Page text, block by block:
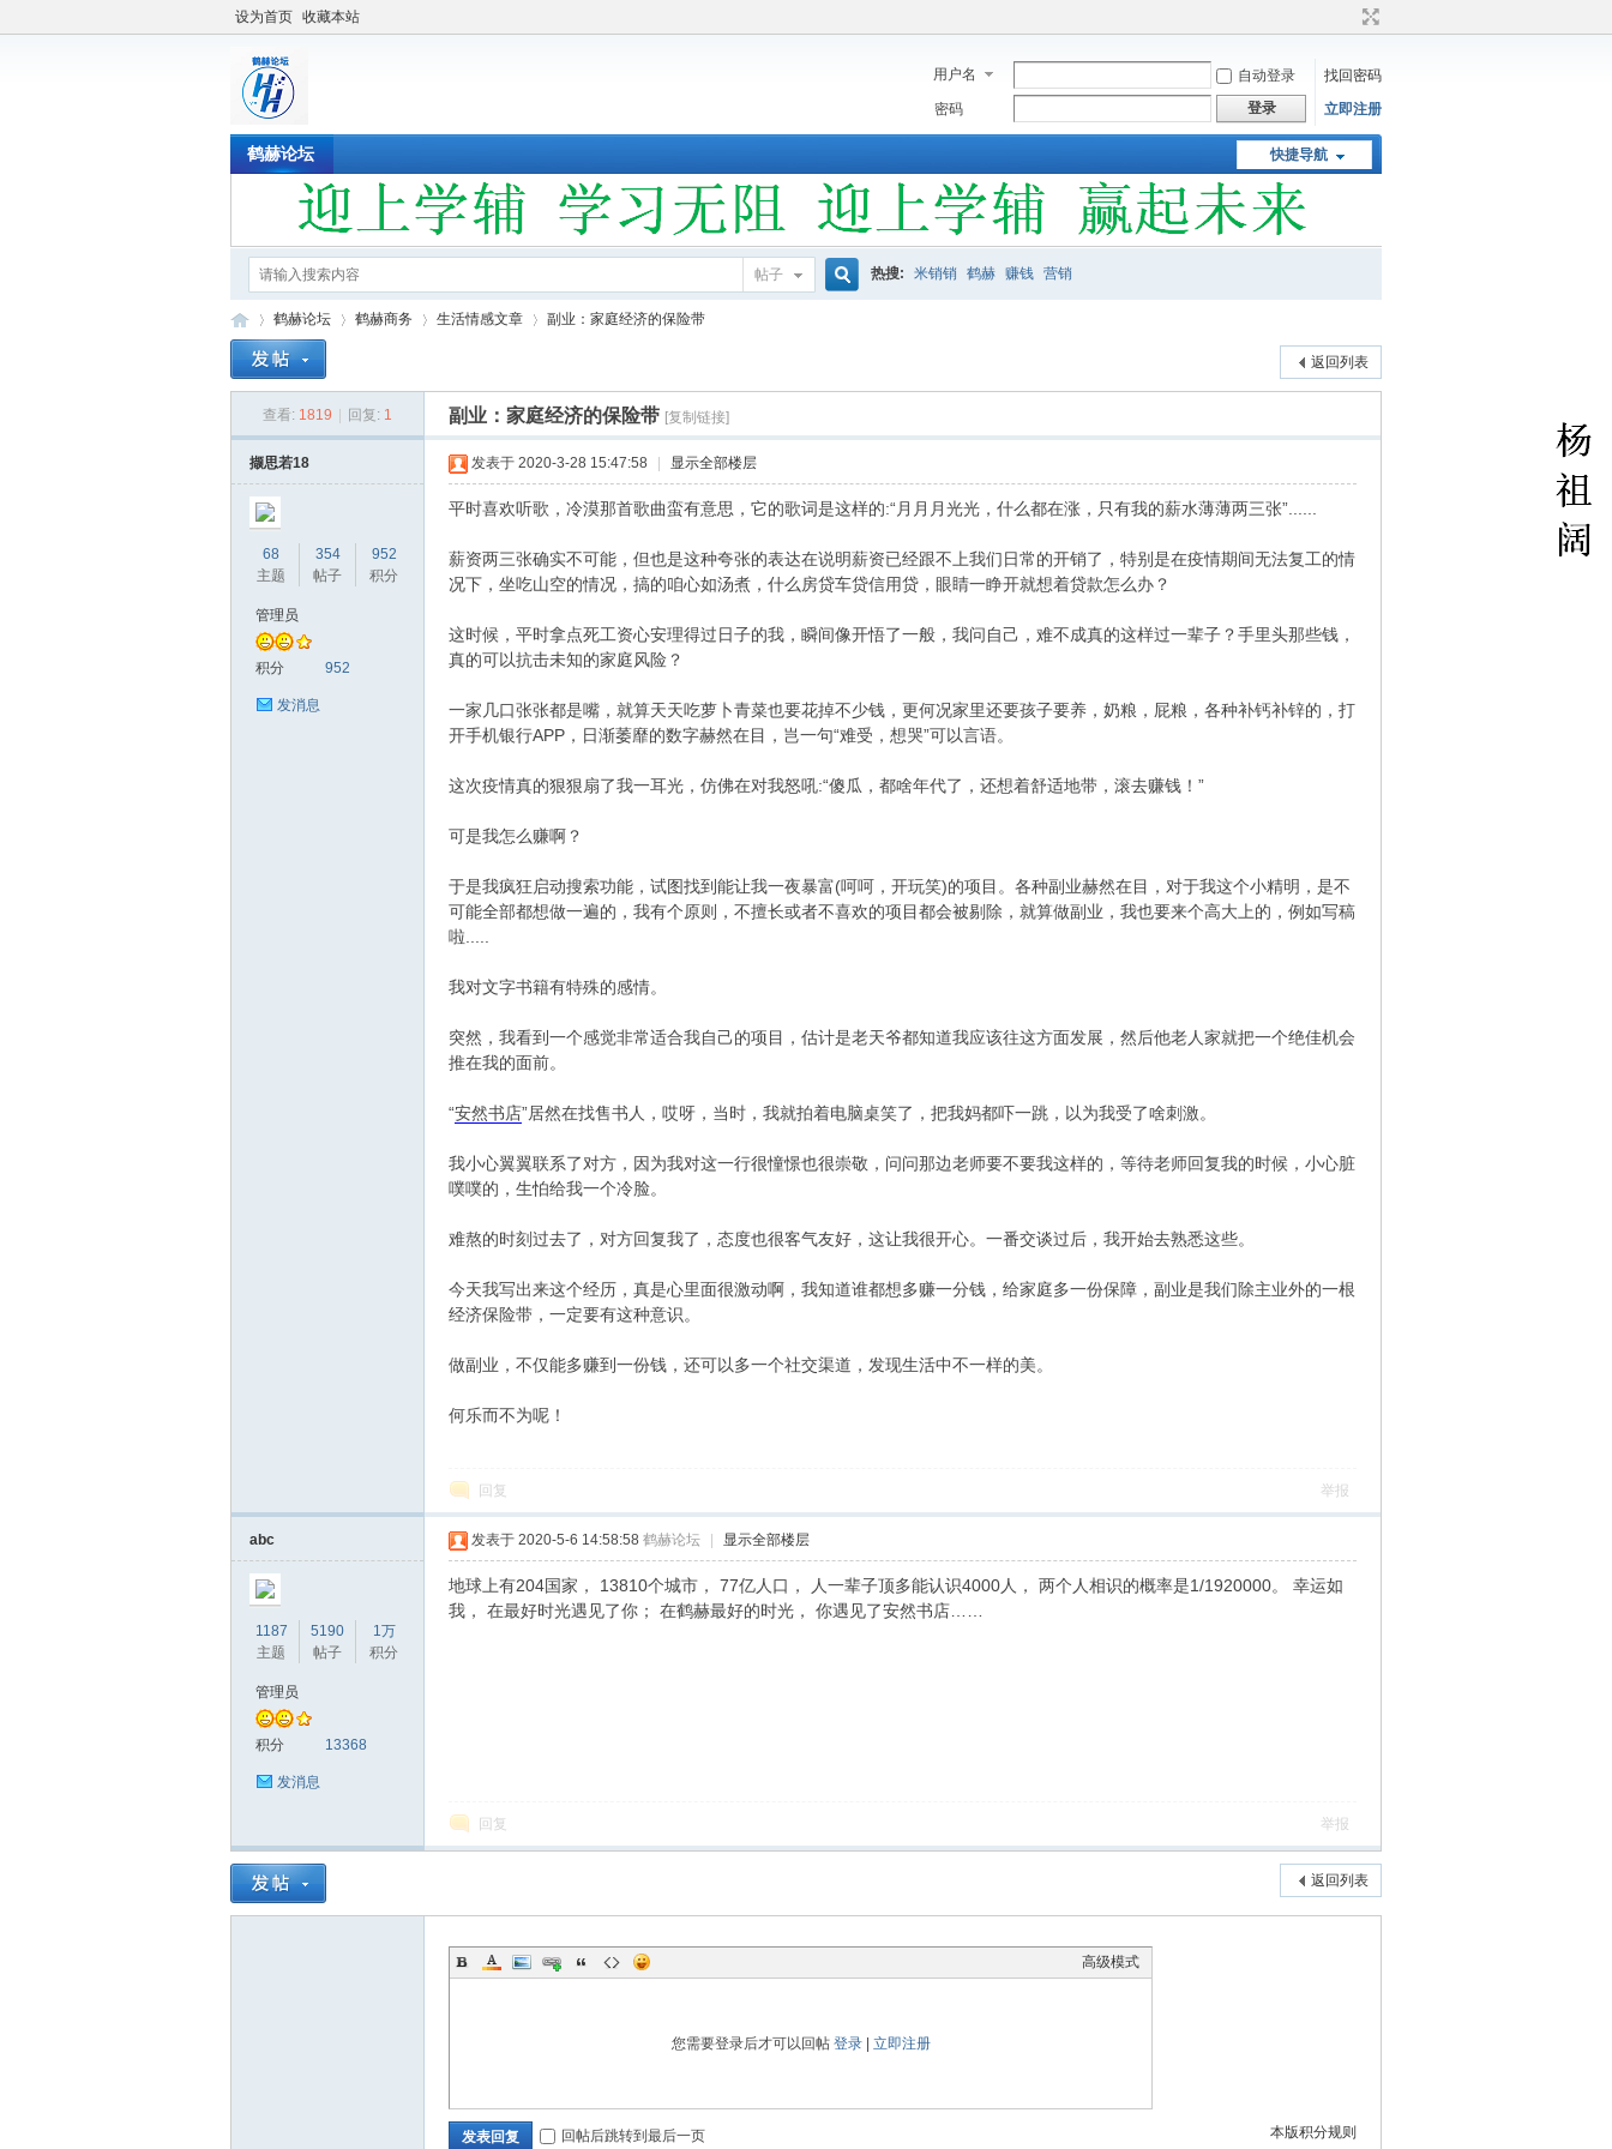
设为首页 收藏本站
用户名 自动登录
找回密码
密码
登录 立即注册
快捷导航
鹤赫论坛
帖子 热搜: 米销销 鹤赫 赚钱 营销
鹤赫论坛 鹤赫商务 生活情感文章
›
副业：家庭经济的保险带
返回列表
查看: 1819 回复: 1 副业：家庭经济的保险带 [复制链接]
撷思若18
68
主题
354
帖子
952
积分
管理员
积分 952
发消息
发表于 2020-3-28 15:47:58 显示全部楼层
平时喜欢听歌，冷漠那首歌曲蛮有意思，它的歌词是这样的:“月月月光光，什么都在涨，只有我的薪水薄薄两三张”......
薪资两三张确实不可能，但也是这种夸张的表达在说明薪资已经跟不上我们日常的开销了，特别是在疫情期间无法复工的情
况下，坐吃山空的情况，搞的咱心如汤煮，什么房贷车贷信用贷，眼睛一睁开就想着贷款怎么办？
这时候，平时拿点死工资心安理得过日子的我，瞬间像开悟了一般，我问自己，难不成真的这样过一辈子？手里头那些钱，
真的可以抗击未知的家庭风险？
一家几口张张都是嘴，就算天天吃萝卜青菜也要花掉不少钱，更何况家里还要孩子要养，奶粮，屁粮，各种补钙补锌的，打
开手机银行APP，日渐萎靡的数字赫然在目，岂一句“难受，想哭”可以言语。
这次疫情真的狠狠扇了我一耳光，仿佛在对我怒吼:“傻瓜，都啥年代了，还想着舒适地带，滚去赚钱！”
可是我怎么赚啊？
于是我疯狂启动搜索功能，试图找到能让我一夜暴富(呵呵，开玩笑)的项目。各种副业赫然在目，对于我这个小精明，是不
可能全部都想做一遍的，我有个原则，不擅长或者不喜欢的项目都会被剔除，就算做副业，我也要来个高大上的，例如写稿
啦.....
我对文字书籍有特殊的感情。
突然，我看到一个感觉非常适合我自己的项目，估计是老天爷都知道我应该往这方面发展，然后他老人家就把一个绝佳机会
推在我的面前。
“安然书店”居然在找售书人，哎呀，当时，我就拍着电脑桌笑了，把我妈都吓一跳，以为我受了啥刺激。
我小心翼翼联系了对方，因为我对这一行很憧憬也很崇敬，问问那边老师要不要我这样的，等待老师回复我的时候，小心脏
噗噗的，生怕给我一个冷脸。
难熬的时刻过去了，对方回复我了，态度也很客气友好，这让我很开心。一番交谈过后，我开始去熟悉这些。
今天我写出来这个经历，真是心里面很激动啊，我知道谁都想多赚一分钱，给家庭多一份保障，副业是我们除主业外的一根
经济保险带，一定要有这种意识。
做副业，不仅能多赚到一份钱，还可以多一个社交渠道，发现生活中不一样的美。
何乐而不为呢！
回复 举报
abc
1187
主题
5190
帖子
1万
积分
管理员
积分 13368
发消息
发表于 2020-5-6 14:58:58 鹤赫论坛 显示全部楼层
地球上有204国家， 13810个城市， 77亿人口， 人一辈子顶多能认识4000人， 两个人相识的概率是1/1920000。 幸运如
我， 在最好时光遇见了你； 在鹤赫最好的时光， 你遇见了安然书店……
回复 举报
返回列表
高级模式
您需要登录后才可以回帖 登录| 立即注册
本版积分规则
发表回复 回帖后跳转到最后一页